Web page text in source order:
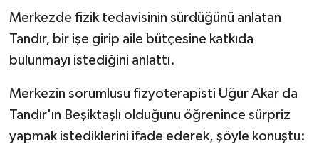
Merkezde fizik tedavisinin sürdüğünü anlatan
Tandır, bir işe girip aile bütçesine katkıda
bulunmayı istediğini anlattı.
Merkezin sorumlusu fizyoterapisti Uğur Akar da
Tandır'ın Beşiktaşlı olduğunu öğrenince sürpriz
yapmak istediklerini ifade ederek, şöyle konuştu: